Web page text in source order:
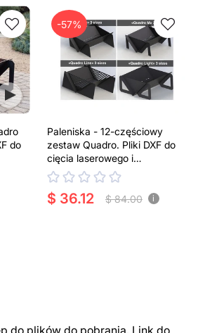
do
-57%
Paleniska - 12-częściowy
zestaw Quadro. Pliki DXF do
cięcia laserowego i
plazmowego
$ 36.12 $ 84.00 i